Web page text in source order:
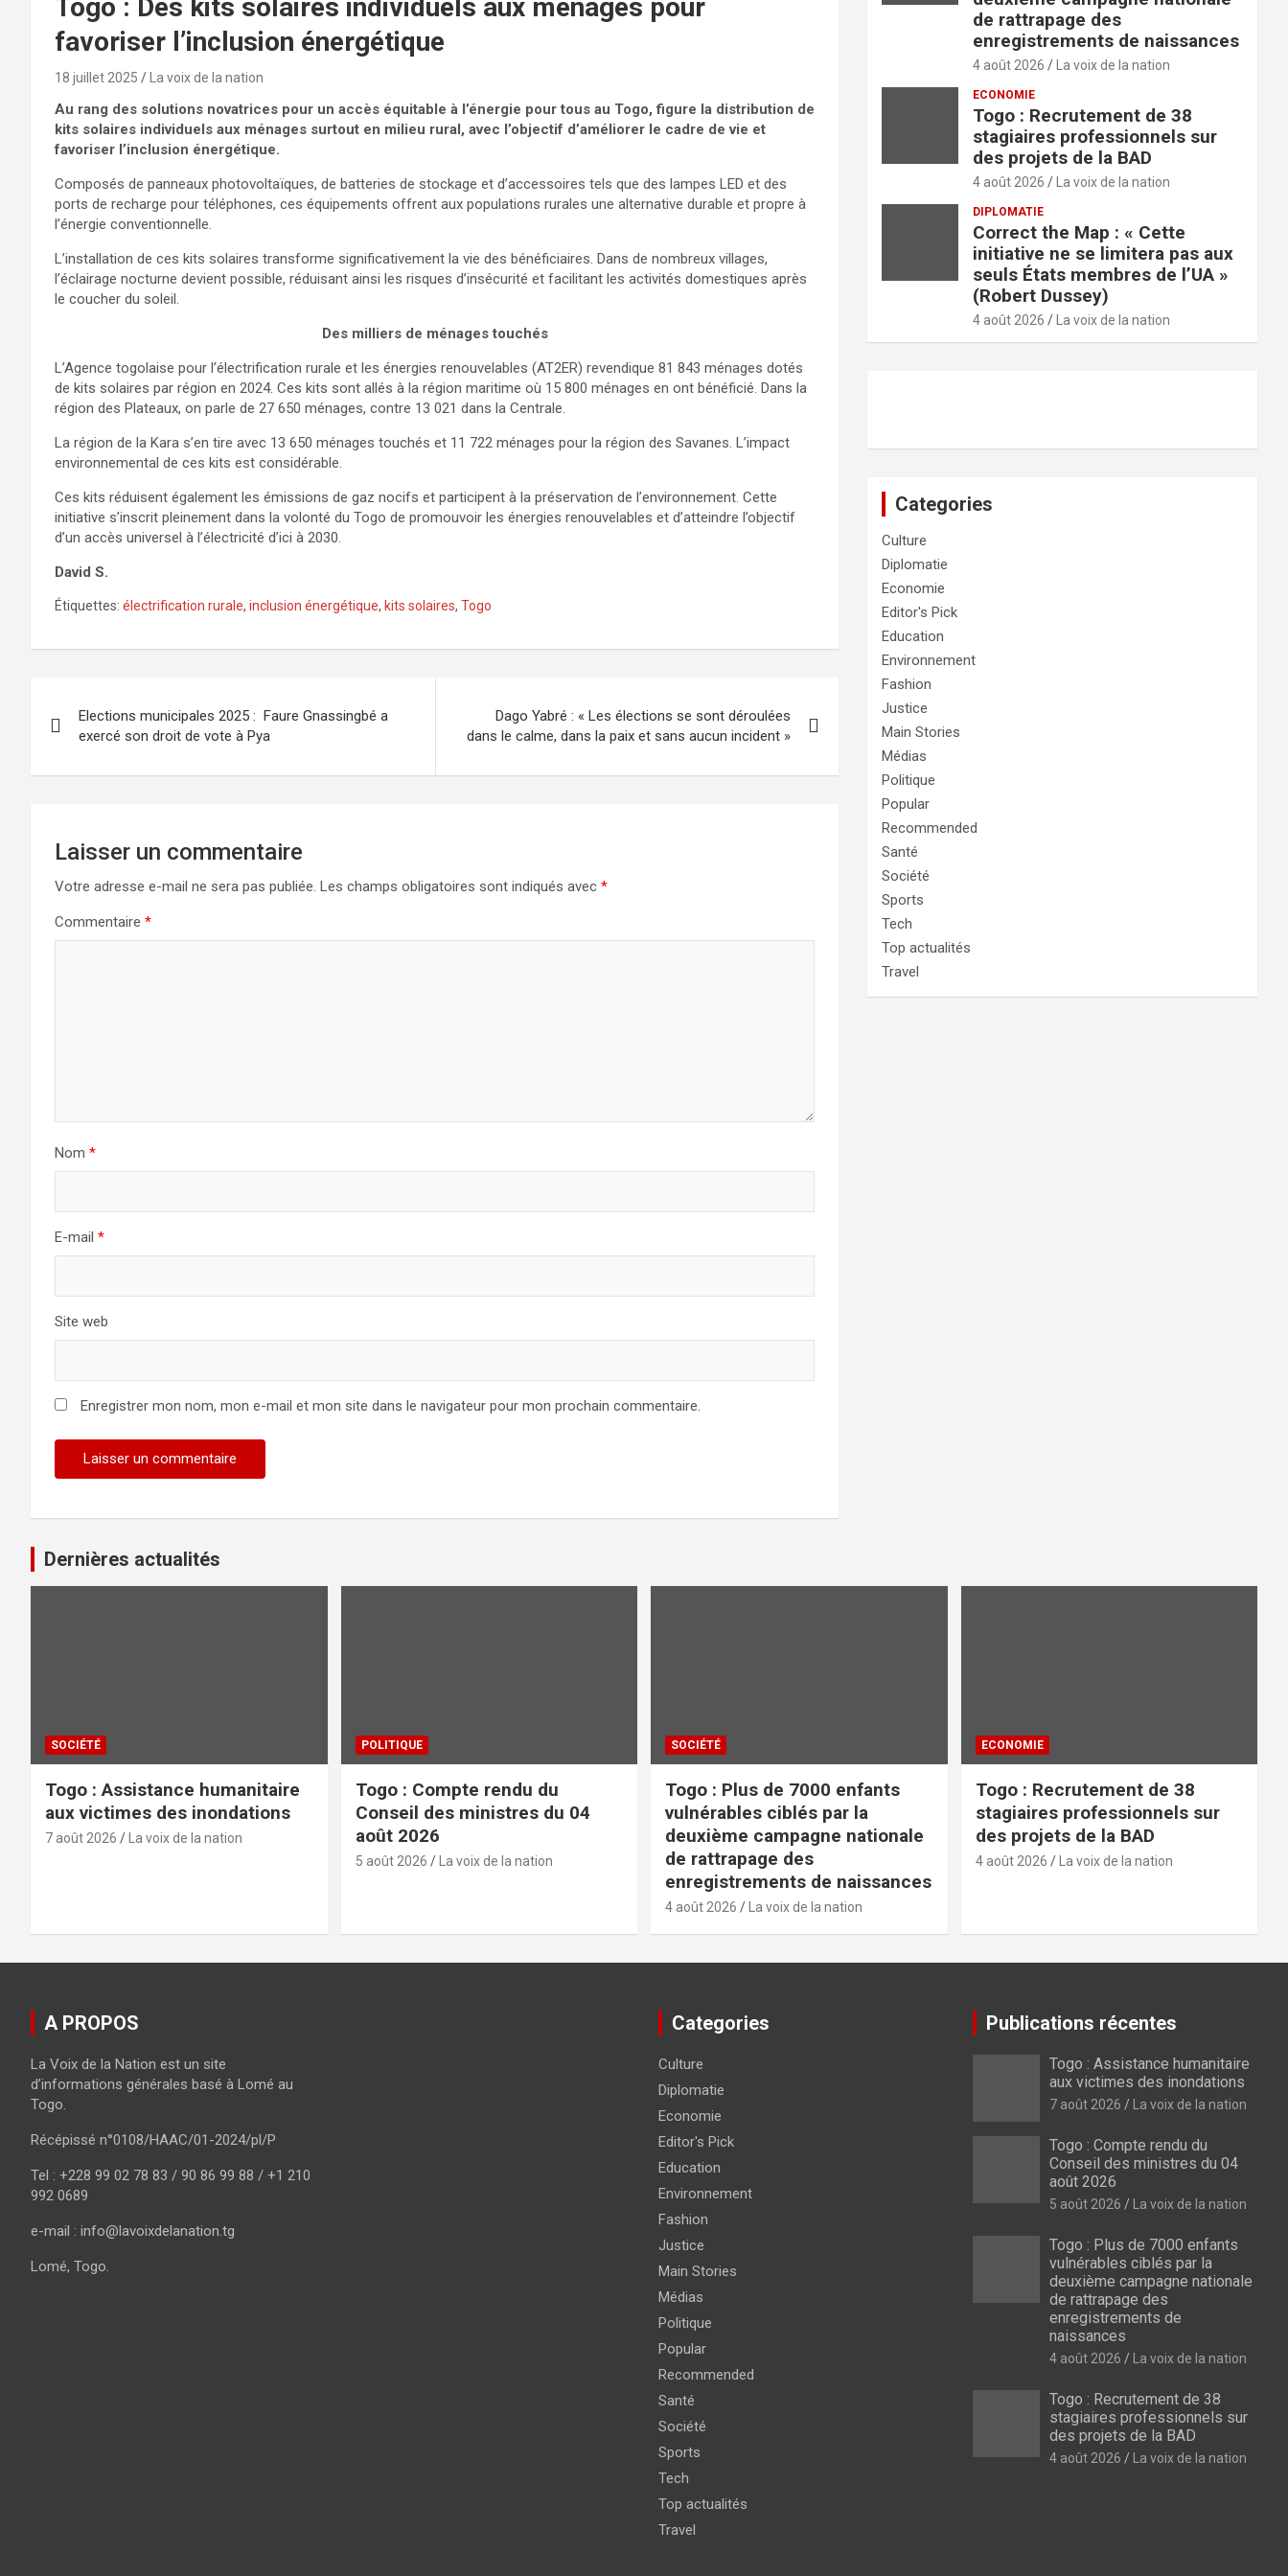
Togo : Des kits solaires individuels aux ménages pour
favoriser l’inclusion énergétique
18 juillet 2025 La voix de la nation
Au rang des solutions novatrices pour un accès équitable à l’énergie pour tous au Togo, figure la distribution de
kits solaires individuels aux ménages surtout en milieu rural, avec l’objectif d’améliorer le cadre de vie et
favoriser l’inclusion énergétique.
Composés de panneaux photovoltaïques, de batteries de stockage et d’accessoires tels que des lampes LED et des
ports de recharge pour téléphones, ces équipements offrent aux populations rurales une alternative durable et propre à
l’énergie conventionnelle.
L’installation de ces kits solaires transforme significativement la vie des bénéficiaires. Dans de nombreux villages,
l’éclairage nocturne devient possible, réduisant ainsi les risques d’insécurité et facilitant les activités domestiques après
le coucher du soleil.
Des milliers de ménages touchés
L’Agence togolaise pour l’électrification rurale et les énergies renouvelables (AT2ER) revendique 81 843 ménages dotés
de kits solaires par région en 2024. Ces kits sont allés à la région maritime où 15 800 ménages en ont bénéficié. Dans la
région des Plateaux, on parle de 27 650 ménages, contre 13 021 dans la Centrale.
La région de la Kara s’en tire avec 13 650 ménages touchés et 11 722 ménages pour la région des Savanes. L’impact
environnemental de ces kits est considérable.
Ces kits réduisent également les émissions de gaz nocifs et participent à la préservation de l’environnement. Cette
initiative s’inscrit pleinement dans la volonté du Togo de promouvoir les énergies renouvelables et d’atteindre l’objectif
d’un accès universel à l’électricité d’ici à 2030.
David S.
Étiquettes: électrification rurale, inclusion énergétique, kits solaires, Togo
de
l’article
Elections municipales 2025 : Faure Gnassingbé a
exercé son droit de vote à Pya
Dago Yabré : « Les élections se sont déroulées
dans le calme, dans la paix et sans aucun incident »
Laisser un commentaire
Votre adresse e-mail ne sera pas publiée. Les champs obligatoires sont indiqués avec *
Commentaire *
Nom *
E-mail *
Site web
Enregistrer mon nom, mon e-mail et mon site dans le navigateur pour mon prochain commentaire.
de rattrapage des
enregistrements de naissances
4 août 2026 La voix de la nation
ECONOMIE
Togo : Recrutement de 38
stagiaires professionnels sur
des projets de la BAD
4 août 2026 La voix de la nation
DIPLOMATIE
Correct the Map : « Cette
initiative ne se limitera pas aux
seuls États membres de l’UA »
(Robert Dussey)
4 août 2026 La voix de la nation
Categories
Culture
Diplomatie
Economie
Editor's Pick
Education
Environnement
Fashion
Justice
Main Stories
Médias
Politique
Popular
Recommended
Santé
Société
Sports
Tech
Top actualités
Travel
Dernières actualités
SOCIÉTÉ
Togo : Assistance humanitaire
aux victimes des inondations
7 août 2026 La voix de la nation
POLITIQUE
Togo : Compte rendu du
Conseil des ministres du 04
août 2026
5 août 2026 La voix de la nation
SOCIÉTÉ
Togo : Plus de 7000 enfants
vulnérables ciblés par la
deuxième campagne nationale
de rattrapage des
enregistrements de naissances
4 août 2026 La voix de la nation
ECONOMIE
Togo : Recrutement de 38
stagiaires professionnels sur
des projets de la BAD
4 août 2026 La voix de la nation
A PROPOS
La Voix de la Nation est un site
d’informations générales basé à Lomé au
Togo.
Récépissé n°0108/HAAC/01-2024/pl/P
Tel : +228 99 02 78 83 / 90 86 99 88 / +1 210
992 0689
e-mail : info@lavoixdelanation.tg
Lomé, Togo.
Categories
Culture
Diplomatie
Economie
Editor's Pick
Education
Environnement
Fashion
Justice
Main Stories
Médias
Politique
Popular
Recommended
Santé
Société
Sports
Tech
Top actualités
Travel
Publications récentes
Togo : Assistance humanitaire
aux victimes des inondations
7 août 2026 La voix de la nation
Togo : Compte rendu du
Conseil des ministres du 04
août 2026
5 août 2026 La voix de la nation
Togo : Plus de 7000 enfants
vulnérables ciblés par la
deuxième campagne nationale
de rattrapage des
enregistrements de
naissances
4 août 2026 La voix de la nation
Togo : Recrutement de 38
stagiaires professionnels sur
des projets de la BAD
4 août 2026 La voix de la nation